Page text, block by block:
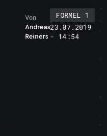
Andreas
Reiners
Von
FORMEL 1
23.07.2019
- 14:54
G
e
a
d
e
g
e